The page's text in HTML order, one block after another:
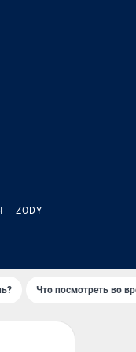
ZODY
Что посмотреть во